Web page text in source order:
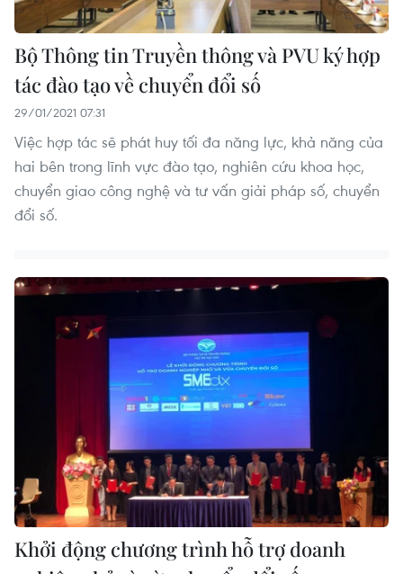
Bộ Thông tin Truyền thông và PVU ký hợp
tác đào tạo về chuyển đổi số
29/01/2021 07:31
Việc hợp tác sẽ phát huy tối đa năng lực, khả năng của
hai bên trong lĩnh vực đào tạo, nghiên cứu khoa học,
chuyển giao công nghệ và tư vấn giải pháp số, chuyển
đổi số.
Khởi động chương trình hỗ trợ doanh